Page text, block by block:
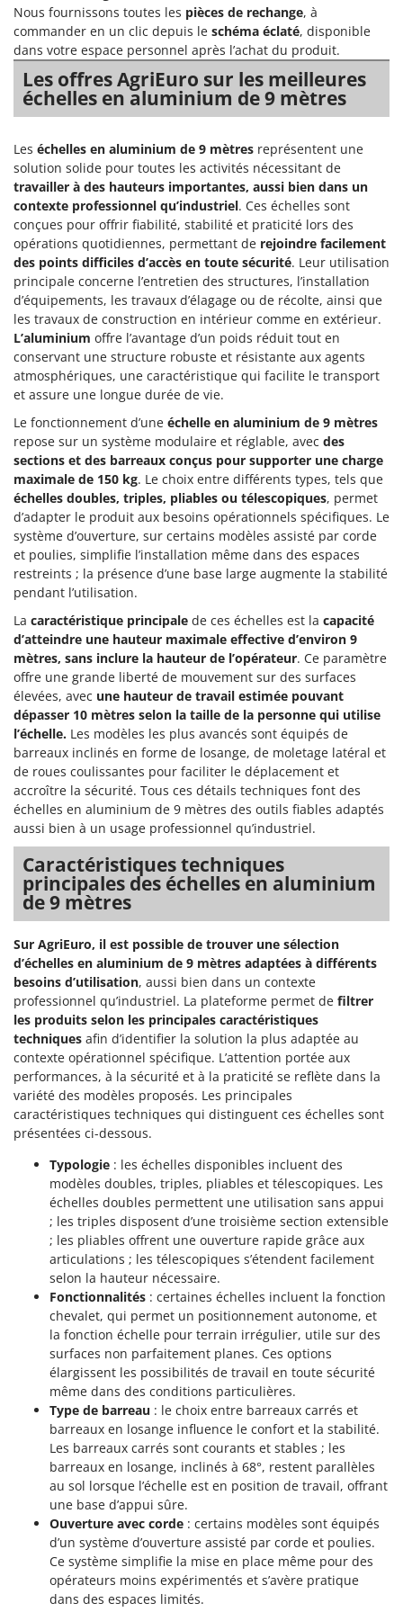
Chaudrons électriques pour polenta
Cisailles à gazon à batterie
Cisailles taille-haies manuelles
Climatiseurs
Compresseurs d'air électriques
Compresseurs pour la récolte des olives et la taille
Coupe-bordures - Trimmers
Coupe-branches
Couveuses à œufs
Cultivateurs Tiller à ressorts - Extirpateurs
D
Débroussailleuses
Décompacteurs agricoles
Découpeurs plasma
Déplaqueuses de gazon
Désherbeurs thermiques et mécaniques
Déshumidificateurs
Draineuses
E
Échelles en aluminium
Effaroucheurs d'oiseaux
Effeuilleuses pour olives
Égreneuses à maïs
Électropompes pour la maison et le jardin
Éleveuses artificielles pour poussins
Enfouisseurs de pierres
Enrouleurs de filets pour olives
Épareuses pour tracteur
Épépineuses
Équipements de protection des voies respiratoires
F
Fendeuses à bois
Filets pour la Récolte des olives
Filtres pour vin et huile
Floconneuses
Fouloirs - Égrappoirs
Fourches pour tracteur
Fours d'extérieur - intérieur pour pizza et cuisine
Fours électriques
Fraises à neige
Fraises rotatives pour tracteur
Friteuses sans huile
Générateurs d'air chaud
Godets à terre basculants pour tracteur
Groupes électrogènes
Gyrobroyeurs à lame pour tracteur
Haches - Cognées et Hachettes
Hachoirs à viande
Herses à Dents
Herses Rotatives
Lames à neige
Lames niveleuses pour tracteur
Lave-vitres
Lieuses électriques pour vignes
Machines à pâtes
Barbieri
Batavia
Benassi
Beper
Berkel
Bernardi
Bertolini Pumps
Besser Vacuum
Bestway
Beta tools
Bissell
Black & Decker
BlackStone
Blue Bird
Bomet
Bosch
Brumi
BullMach
C
C.EL.ME.
Calory Forni
Campagnola
Castelgarden
Castellari
Ceccato Olindo
Char-Broil
Classe
Clementi
Cofra
Comet
Cresco
Cruccolini
CTEK
D
Dal Degan
DCG
Deca
DeWalt
Di Martino
Diavola Pro
Diesse
Docma
Dominion
Dreame
EcoFlow
Edilmark
Effeuno
Einhell
Elegen
Energy Gruppi
Enotecnica Pillan
Eschenfelder
EuroMech
Eurosystems
FAC
Fama Industrie
Famag
repliée. Comparées aux échelles
traditionnelles, elles offrent une
plus grande polyvalence, ce qui les
rend idéales pour les utilisateurs
qui travaillent fréquemment sur
des surfaces irrégulières. Il est
recommandé de les nettoyer, de
vérifier régulièrement l'intégrité
de la structure, des articulations et
rangement. Idéaux pour les
usages domestiques où simplicité
et rapidité de mise en œuvre sont
essentielles, ils nécessitent
uniquement d'être nettoyés, de
vérifier périodiquement l'intégrité
de leur structure et d'être
conservés dans un endroit sec.
Nous fournissons toutes les pièces de rechange, à
commander en un clic depuis le schéma éclaté, disponible
dans votre espace personnel après l’achat du produit.
Les offres AgriEuro sur les meilleures
échelles en aluminium de 9 mètres
Les échelles en aluminium de 9 mètres représentent une
solution solide pour toutes les activités nécessitant de
travailler à des hauteurs importantes, aussi bien dans un
contexte professionnel qu’industriel. Ces échelles sont
conçues pour offrir fiabilité, stabilité et praticité lors des
opérations quotidiennes, permettant de rejoindre facilement
des points difficiles d’accès en toute sécurité. Leur utilisation
principale concerne l’entretien des structures, l’installation
d’équipements, les travaux d’élagage ou de récolte, ainsi que
les travaux de construction en intérieur comme en extérieur.
L’aluminium offre l’avantage d’un poids réduit tout en
conservant une structure robuste et résistante aux agents
atmosphériques, une caractéristique qui facilite le transport
et assure une longue durée de vie.
Le fonctionnement d’une échelle en aluminium de 9 mètres
repose sur un système modulaire et réglable, avec des
sections et des barreaux conçus pour supporter une charge
maximale de 150 kg. Le choix entre différents types, tels que
échelles doubles, triples, pliables ou télescopiques, permet
d’adapter le produit aux besoins opérationnels spécifiques. Le
système d’ouverture, sur certains modèles assisté par corde
et poulies, simplifie l’installation même dans des espaces
restreints ; la présence d’une base large augmente la stabilité
pendant l’utilisation.
La caractéristique principale de ces échelles est la capacité
d’atteindre une hauteur maximale effective d’environ 9
mètres, sans inclure la hauteur de l’opérateur. Ce paramètre
offre une grande liberté de mouvement sur des surfaces
élevées, avec une hauteur de travail estimée pouvant
dépasser 10 mètres selon la taille de la personne qui utilise
l’échelle. Les modèles les plus avancés sont équipés de
barreaux inclinés en forme de losange, de moletage latéral et
de roues coulissantes pour faciliter le déplacement et
accroître la sécurité. Tous ces détails techniques font des
échelles en aluminium de 9 mètres des outils fiables adaptés
aussi bien à un usage professionnel qu’industriel.
Caractéristiques techniques
principales des échelles en aluminium
de 9 mètres
Sur AgriEuro, il est possible de trouver une sélection
d’échelles en aluminium de 9 mètres adaptées à différents
besoins d’utilisation, aussi bien dans un contexte
professionnel qu’industriel. La plateforme permet de filtrer
les produits selon les principales caractéristiques
techniques afin d’identifier la solution la plus adaptée au
contexte opérationnel spécifique. L’attention portée aux
performances, à la sécurité et à la praticité se reflète dans la
variété des modèles proposés. Les principales
caractéristiques techniques qui distinguent ces échelles sont
présentées ci-dessous.
Typologie : les échelles disponibles incluent des
modèles doubles, triples, pliables et télescopiques. Les
échelles doubles permettent une utilisation sans appui
; les triples disposent d’une troisième section extensible
; les pliables offrent une ouverture rapide grâce aux
articulations ; les télescopiques s’étendent facilement
selon la hauteur nécessaire.
Fonctionnalités : certaines échelles incluent la fonction
chevalet, qui permet un positionnement autonome, et
la fonction échelle pour terrain irrégulier, utile sur des
surfaces non parfaitement planes. Ces options
élargissent les possibilités de travail en toute sécurité
même dans des conditions particulières.
Type de barreau : le choix entre barreaux carrés et
barreaux en losange influence le confort et la stabilité.
Les barreaux carrés sont courants et stables ; les
barreaux en losange, inclinés à 68°, restent parallèles
au sol lorsque l’échelle est en position de travail, offrant
une base d’appui sûre.
Ouverture avec corde : certains modèles sont équipés
d’un système d’ouverture assisté par corde et poulies.
Ce système simplifie la mise en place même pour des
opérateurs moins expérimentés et s’avère pratique
dans des espaces limités.